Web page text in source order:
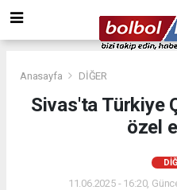
Anasayfa DİĞER
Sivas'ta Türkiye
özel
11.06.2025 - 16:20,